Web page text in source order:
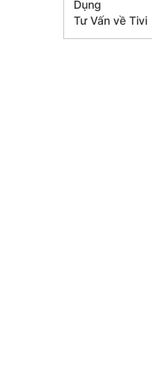
Dụng
Tư Vấn về Tivi